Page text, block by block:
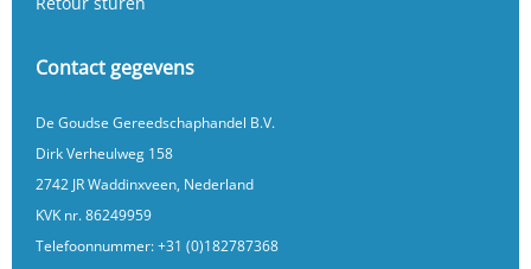
Contact gegevens
De Goudse Gereedschaphandel B.V.
Dirk Verheulweg 158
2742 JR Waddinxveen, Nederland
KVK nr. 86249959
Telefoonnummer:+31 (0)182787368